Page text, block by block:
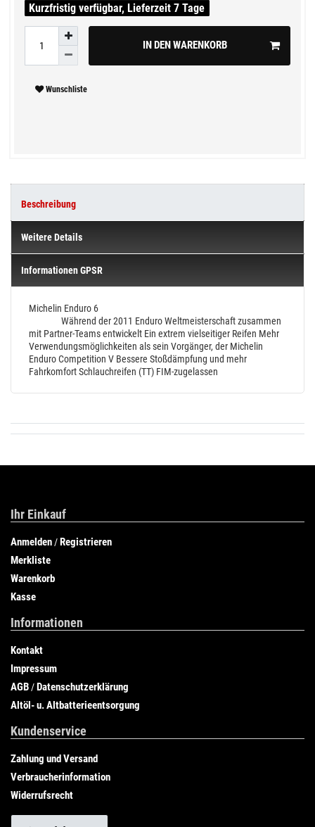
Kurzfristig verfügbar, Lieferzeit 7 Tage
IN DEN WARENKORB
Wunschliste
Beschreibung
Weitere Details
Informationen GPSR
Michelin Enduro 6
Während der 2011 Enduro Weltmeisterschaft zusammen
mit Partner-Teams entwickelt Ein extrem vielseitiger Reifen Mehr
Verwendungsmöglichkeiten als sein Vorgänger, der Michelin
Enduro Competition V Bessere Stoßdämpfung und mehr
FahrkomfortSchlauchreifen (TT) FIM-zugelassen
Ihr Einkauf
Anmelden /Registrieren
Merkliste
Warenkorb
Kasse
Informationen
Kontakt
Impressum
AGB /Datenschutzerklärung
Altöl- u. Altbatterieentsorgung
Kundenservice
Zahlung und Versand
Verbraucherinformation
Widerrufsrecht